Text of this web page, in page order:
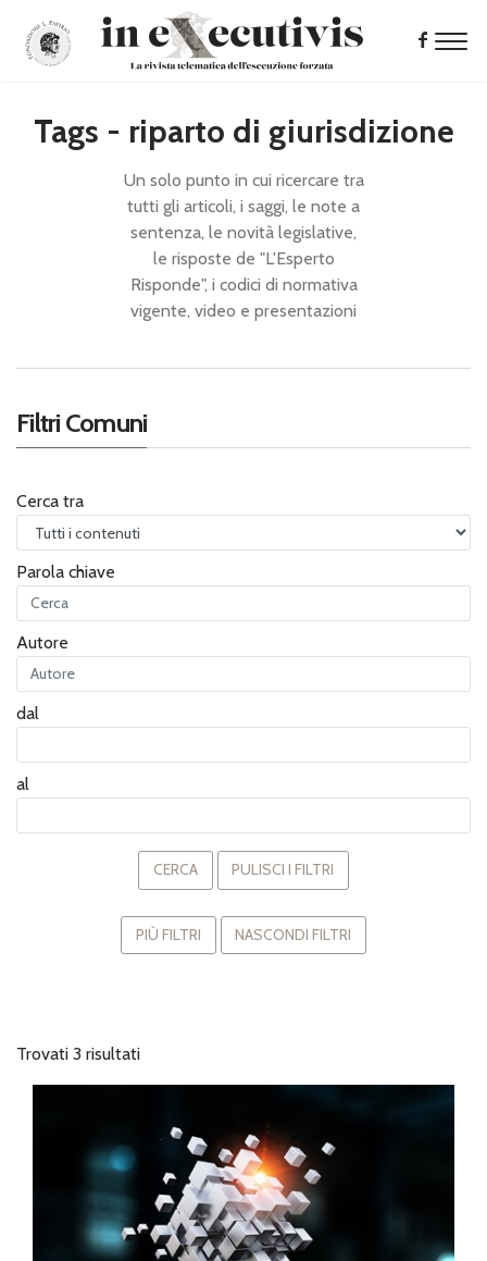
Tags - riparto di giurisdizione
Un solo punto in cui ricercare tra
tutti gli articoli, i saggi, le note a
sentenza, le novità legislative,
le risposte de "L'Esperto
Risponde", i codici di normativa
vigente, video e presentazioni
Filtri Comuni
Cerca tra
Parola chiave
Autore
dal
al
CERCA PULISCI I FILTRI
PIÙ FILTRI NASCONDI FILTRI
Trovati 3 risultati